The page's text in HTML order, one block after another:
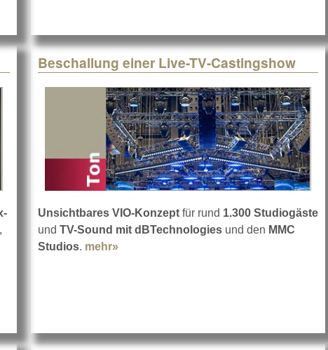
,
Beschallung einer Live-TV-Castingshow
Unsichtbares VIO-Konzept für rund 1.300 Studiogäste
und TV-Sound mit dBTechnologies und den MMC
Studios. mehr»